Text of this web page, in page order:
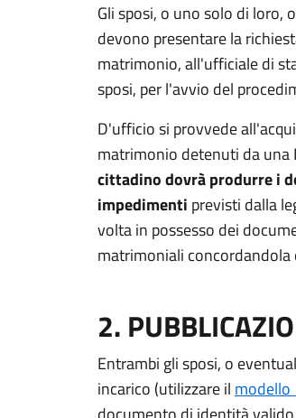
Gli sposi, o uno solo di loro,
devono presentare la
matrimonio, all'ufficiale di
sposi, per l'avvio del
D'ufficio si provvede
matrimonio detenuti da una
cittadino dovrà produrre i
impedimenti previsti dalla
volta in possesso dei
matrimoniali concordandola
2.
Entrambi gli sposi, o
incarico (utilizzare il modello